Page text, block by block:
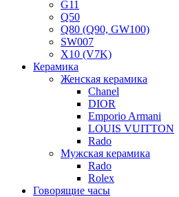
G11
Q50
Q80 (Q90, GW100)
SW007
X10 (V7K)
Керамика
Женская керамика
Chanel
DIOR
Emporio Armani
LOUIS VUITTON
Rado
Мужская керамика
Rado
Rolex
Говорящие часы